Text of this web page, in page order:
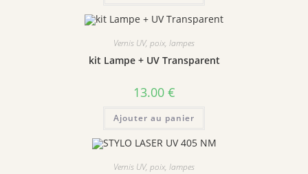
Vernis UV, poix, lampes
kit Lampe + UV Transparent
13.00 €
Ajouter au panier
Vernis UV, poix, lampes